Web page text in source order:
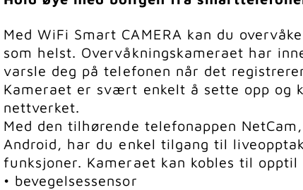
Med WiFi Smart CAMERA kan du
som helst. Overvåkningskameraet har
varsle deg på telefonen når det
Kameraet er svært enkelt å sette opp og
nettverket.
Med den tilhørende telefonappen
Android, har du enkel tilgang til
funksjoner. Kameraet kan kobles til
• bevegelsessensor